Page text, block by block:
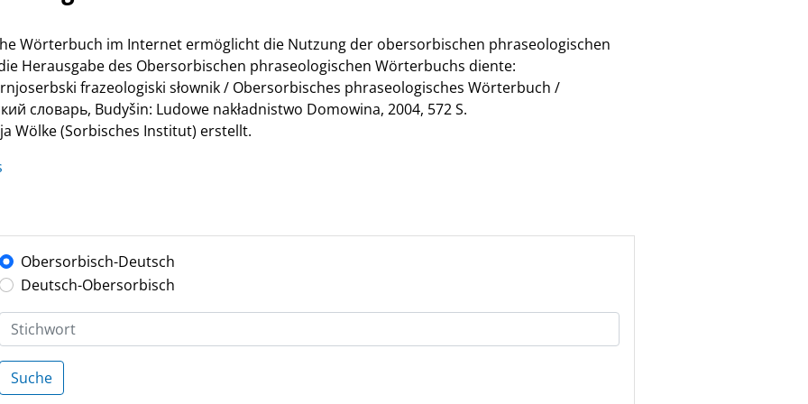
Wörterbuch im Internet ermöglicht die Nutzung der obersorbischen phraseologischen
Herausgabe des Obersorbischen phraseologischen Wörterbuchs diente:
frazeologiski słownik / Obersorbisches phraseologisches Wörterbuch /
словарь, Budyšin: Ludowe nakładnistwo Domowina, 2004, 572 S.
Wölke (Sorbisches Institut) erstellt.
Obersorbisch-Deutsch
Deutsch-Obersorbisch
Suche